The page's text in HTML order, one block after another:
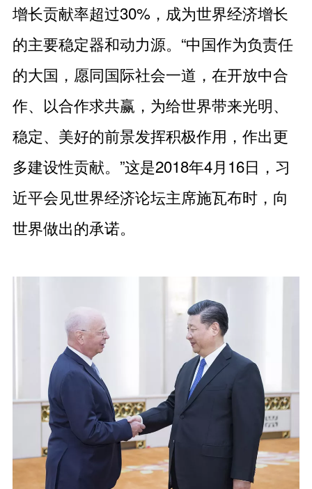
增长贡献率超过30%，成为世界经济增长
的主要稳定器和动力源。“中国作为负责任
的大国，愿同国际社会一道，在开放中合
作、以合作求共赢，为给世界带来光明、
稳定、美好的前景发挥积极作用，作出更
多建设性贡献。”这是2018年4月16日，习
近平会见世界经济论坛主席施瓦布时，向
世界做出的承诺。